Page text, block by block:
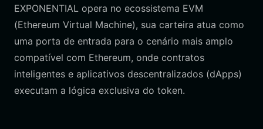
EXPONENTIAL opera no ecossistema EVM
(Ethereum Virtual Machine), sua carteira atua como
uma porta de entrada para o cenário mais amplo
compatível com Ethereum, onde contratos
inteligentes e aplicativos descentralizados (dApps)
executam a lógica exclusiva do token.